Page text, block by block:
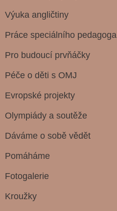
Výuka angličtiny
Práce speciálního pedagoga
Pro budoucí prvňáčky
Péče o děti s OMJ
Evropské projekty
Olympiády a soutěže
Dáváme o sobě vědět
Pomáháme
Fotogalerie
Kroužky